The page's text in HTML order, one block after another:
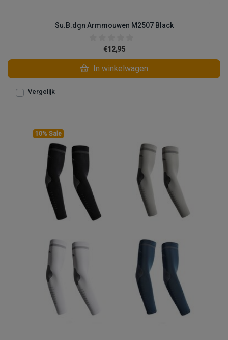
Su.B.dgn Armmouwen M2507 Black
€12,95
In winkelwagen
Vergelijk
10% Sale